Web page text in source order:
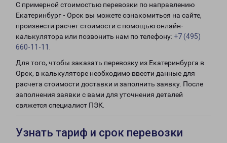
С примерной стоимостью перевозки по направлению
Екатеринбург - Орск вы можете ознакомиться на сайте,
произвести расчет стоимости с помощью онлайн-
калькулятора или позвонить нам по телефону: +7 (495)
660-11-11
Для того, чтобы заказать перевозку из Екатеринбурга в
Орск, в калькуляторе необходимо ввести данные для
расчета стоимости доставки и заполнить заявку. После
заполнения заявки с вами для уточнения деталей
свяжется специалист ПЭК.
Узнать тариф и срок перевозки